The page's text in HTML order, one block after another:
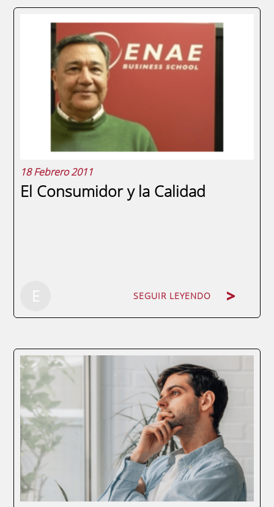
Business School. Una cuestión, sometida a
debate desde hace años, es la de si las
revisiones salariales establecidas en la
negociación colectiva han de estar
relacionadas con la inflación de la
economía o con la...
18 Febrero 2011
El Consumidor y la Calidad
E SEGUIR LEYENDO
Por Pedro Motas Mosquera. Profesor del
Máster en Calidad y Medio Ambiente
Semipresencial de ENAE Business School y
director de Calidad de los Servicios de la
CARM, entre otros.El concepto de Calidad
ha variado en el tiempo. Anteriormente un
producto...